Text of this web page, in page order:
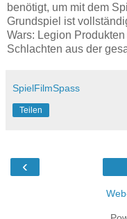
benötigt, um mit dem
Grundspiel ist
Wars: Legion
Schlachten aus der
SpielFilmSpass
Teilen
‹